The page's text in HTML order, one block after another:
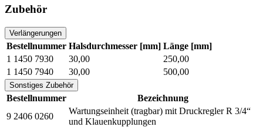
Zubehör
Verlängerungen
Bestellnummer Halsdurchmesser [mm] Länge [mm]
1 1450 7930
30,00
250,00
1 1450 7940
30,00 500,00
Sonstiges Zubehör
Bestellnummer
Bezeichnung
9 2406 0260
Wartungseinheit (tragbar) mit Druckregler R 3/4“
und Klauenkupplungen